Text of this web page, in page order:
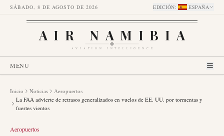
SÁBADO, 8 DE AGOSTO DE 2026 EDICIÓN: ESPAÑA
AIR NAMIBIA
AVIATION INTELLIGENCE
MENÚ
Inicio Noticias
Aeropuertos
La FAA advierte de retrasos generalizados en vuelos de EE. UU. por tormentas y
fuertes vientos
Aeropuertos